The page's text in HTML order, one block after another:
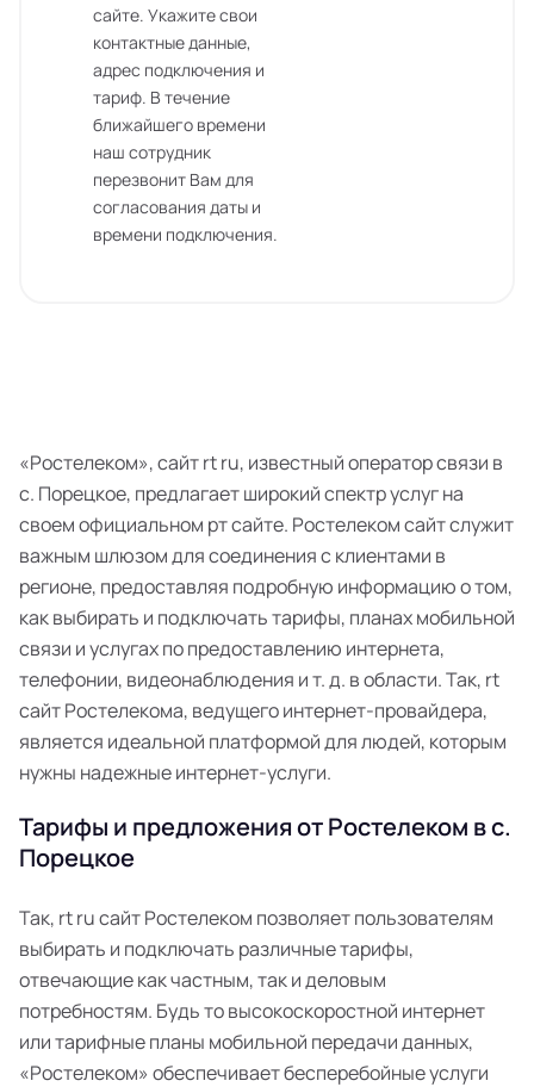
сайте. Укажите свои
контактные данные,
адрес подключения и
тариф. В течение
ближайшего времени
наш сотрудник
перезвонит Вам для
согласования даты и
времени подключения.
«Ростелеком», сайт rt ru, известный оператор связи в
с. Порецкое, предлагает широкий спектр услуг на
своем официальном рт сайте. Ростелеком сайт служит
важным шлюзом для соединения с клиентами в
регионе, предоставляя подробную информацию о том,
как выбирать и подключать тарифы, планах мобильной
связи и услугах по предоставлению интернета,
телефонии, видеонаблюдения и т. д. в области. Так, rt
сайт Ростелекома, ведущего интернет-провайдера,
является идеальной платформой для людей, которым
нужны надежные интернет-услуги.
Тарифы и предложения от Ростелеком в с.
Порецкое
Так, rt ru сайт Ростелеком позволяет пользователям
выбирать и подключать различные тарифы,
отвечающие как частным, так и деловым
потребностям. Будь то высокоскоростной интернет
или тарифные планы мобильной передачи данных,
«Ростелеком» обеспечивает бесперебойные услуги